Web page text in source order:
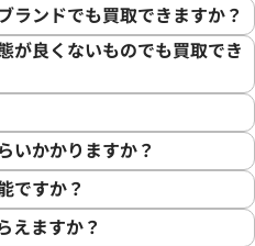
ランドでも買取できますか？
が良くないものでも買取でき
いかかりますか？
ですか？
えますか？